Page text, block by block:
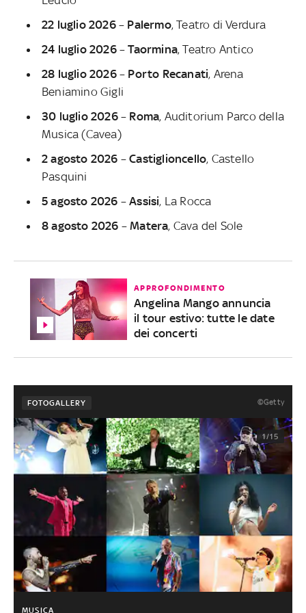
22 luglio 2026– Palermo, Teatro di Verdura
24 luglio 2026–Taormina, Teatro Antico
28 luglio 2026– Porto Recanati, Arena
Beniamino Gigli
30 luglio 2026– Roma, Auditorium Parco della
Musica (Cavea)
2 agosto 2026 –Castiglioncello, Castello
Pasquini
5 agosto 2026 –Assisi, La Rocca
8 agosto 2026 –Matera, Cava del Sole
APPROFONDIMENTO
Angelina Mango annuncia
il tour estivo: tutte le date
dei concerti
FOTOGALLERY ©Getty
1/15
MUSICA